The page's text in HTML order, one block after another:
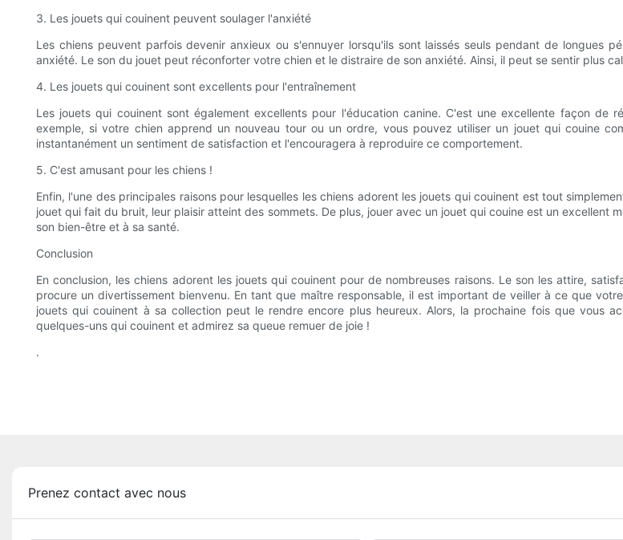
3. Les jouets qui couinent peuvent soulager l'anxiété
Les chiens peuvent parfois devenir anxieux ou s'ennuyer lorsqu'ils sont laissés seuls pendant de longues
anxiété. Le son du jouet peut réconforter votre chien et le distraire de son anxiété. Ainsi, il peut se sentir plus
4. Les jouets qui couinent sont excellents pour l'entraînement
Les jouets qui couinent sont également excellents pour l'éducation canine. C'est une excellente façon
exemple, si votre chien apprend un nouveau tour ou un ordre, vous pouvez utiliser un jouet qui couine
instantanément un sentiment de satisfaction et l'encouragera à reproduire ce comportement.
5. C'est amusant pour les chiens !
Enfin, l'une des principales raisons pour lesquelles les chiens adorent les jouets qui couinent est tout
jouet qui fait du bruit, leur plaisir atteint des sommets. De plus, jouer avec un jouet qui couine est un
son bien-être et à sa santé.
Conclusion
En conclusion, les chiens adorent les jouets qui couinent pour de nombreuses raisons. Le son les attire,
procure un divertissement bienvenu. En tant que maître responsable, il est important de veiller à ce que
jouets qui couinent à sa collection peut le rendre encore plus heureux. Alors, la prochaine fois que vous
quelques-uns qui couinent et admirez sa queue remuer de joie !
.
Prenez contact avec nous